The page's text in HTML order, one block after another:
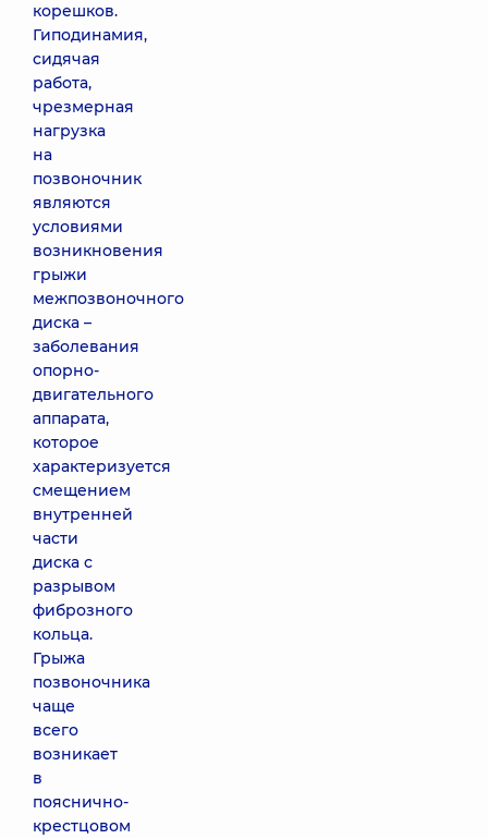
корешков.
Гиподинамия,
сидячая
работа,
чрезмерная
нагрузка
на
позвоночник
являются
условиями
возникновения
грыжи
межпозвоночного
диска –
заболевания
опорно-
двигательного
аппарата,
которое
характеризуется
смещением
внутренней
части
диска с
разрывом
фиброзного
кольца.
Грыжа
позвоночника
чаще
всего
возникает
в
пояснично-
крестцовом